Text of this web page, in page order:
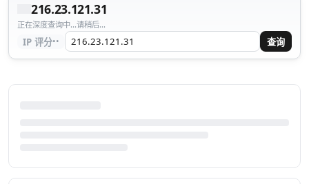
216.23.121.31
正在深度查询中...请稍后...
IP 评分·· 查询